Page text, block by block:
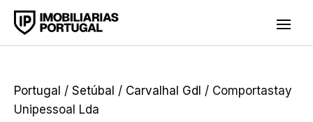
Portugal / Setúbal / Carvalhal Gdl / Comportastay
Unipessoal Lda